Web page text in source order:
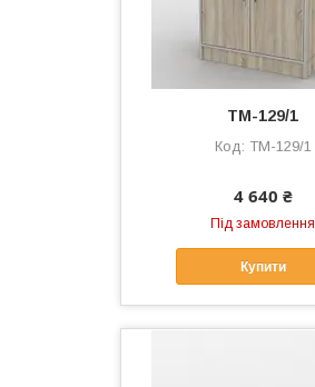
ТМ-129/1
ТМ-129/1
4 640 ₴
Під замовлення
Купити